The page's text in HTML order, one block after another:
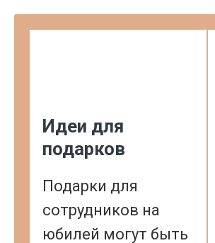
Идеи для
подарков
Подарки для
сотрудников на
юбилей могут быть